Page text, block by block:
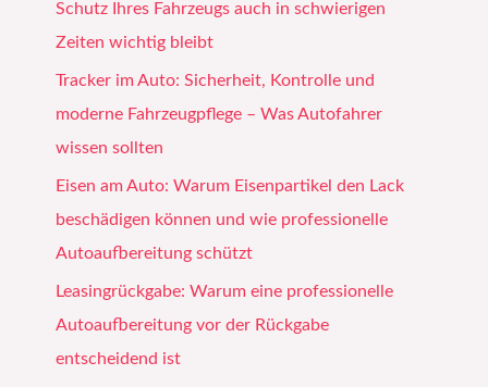
Schutz Ihres Fahrzeugs auch in schwierigen
Zeiten wichtig bleibt
Tracker im Auto: Sicherheit, Kontrolle und
moderne Fahrzeugpflege – Was Autofahrer
wissen sollten
Eisen am Auto: Warum Eisenpartikel den Lack
beschädigen können und wie professionelle
Autoaufbereitung schützt
Leasingrückgabe: Warum eine professionelle
Autoaufbereitung vor der Rückgabe
entscheidend ist